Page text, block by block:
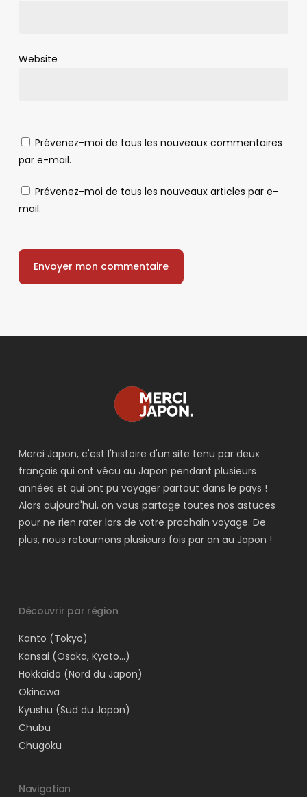
Website
Prévenez-moi de tous les nouveaux commentaires
par e-mail.
Prévenez-moi de tous les nouveaux articles par e-
mail.
Merci Japon, c'est l'histoire d'un site tenu par deux
français qui ont vécu au Japon pendant plusieurs
années et qui ont pu voyager partout dans le pays !
Alors aujourd'hui, on vous partage toutes nos astuces
pour ne rien rater lors de votre prochain voyage. De
plus, nous retournons plusieurs fois par an au Japon !
Découvrir par région
Kanto (Tokyo)
Kansai (Osaka, Kyoto…)
Hokkaido (Nord du Japon)
Okinawa
Kyushu (Sud du Japon)
Chubu
Chugoku
Navigation